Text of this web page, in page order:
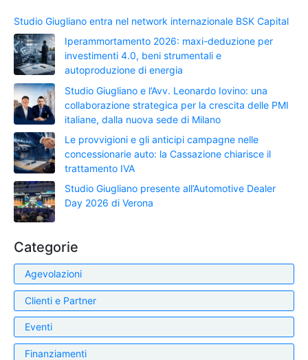
Studio Giugliano entra nel network internazionale BSK Capital
Iperammortamento 2026: maxi-deduzione per
investimenti 4.0, beni strumentali e
autoproduzione di energia
Studio Giugliano e l’Avv. Leonardo Iovino: una
collaborazione strategica per la crescita delle PMI
italiane, dalla nuova sede di Milano
Le provvigioni e gli anticipi campagne nelle
concessionarie auto: la Cassazione chiarisce il
trattamento IVA
Studio Giugliano presente all’Automotive Dealer
Day 2026 di Verona
Categorie
Agevolazioni
Clienti e Partner
Eventi
Finanziamenti